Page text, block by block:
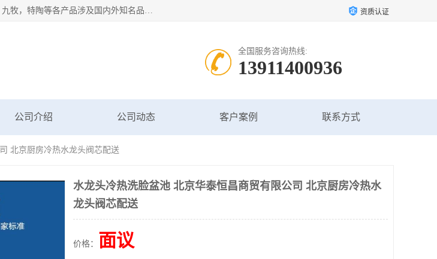
专业配送水暖器材、光源灯具、五金交电等维修物资，飞利浦，佛山照明，世达，博世，九牧，特陶等各产品涉及国内外知名品牌。公司专注与物业、学校、酒店、工厂等单位合作，提供一站式配送服务，降低客户综合成本。依托电子商务改变传统模式，以专业的团队为客户提供24H物资配送到达，货到月结、统一开票，便捷退换等服务，提高了企业的运营效率。 资质认证
全国服务咨询热线:
13911400936
公司介绍 公司动态 客户案例 联系方式
北京厨房冷热水龙头阀芯配送
水龙头冷热洗脸盆池 北京华泰恒昌商贸有限公司 北京厨房冷热水
龙头阀芯配送
价格： 面议